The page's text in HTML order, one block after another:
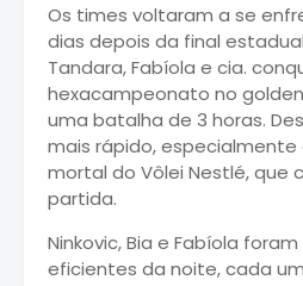
Os times voltaram a se
dias depois da final
Tandara, Fabíola e cia.
hexacampeonato no
uma batalha de 3 horas.
mais rápido,
mortal do Vôlei Nestlé, que
partida.
Ninkovic, Bia e Fabíola
eficientes da noite, cada